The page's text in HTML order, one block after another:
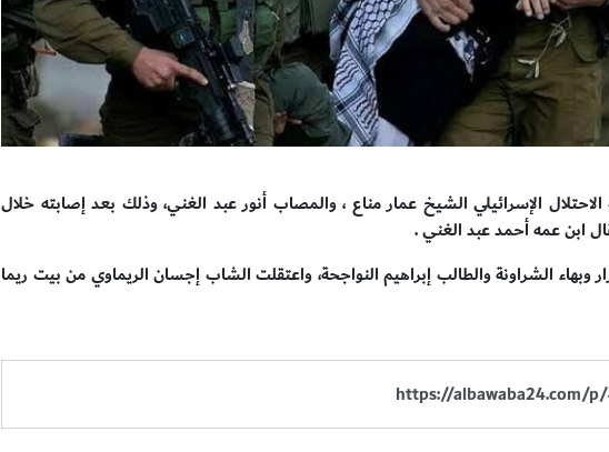
الإسرائيلي الشيخ عمار مناع ، والمصاب أنور عبد الغني، وذلك بعد إصابته خلال
ابن عمه أحمد عبد الغني .
وبهاء الشراونة والطالب إبراهيم النواجحة، واعتقلت الشاب إجسان الريماوي من بيت ريما